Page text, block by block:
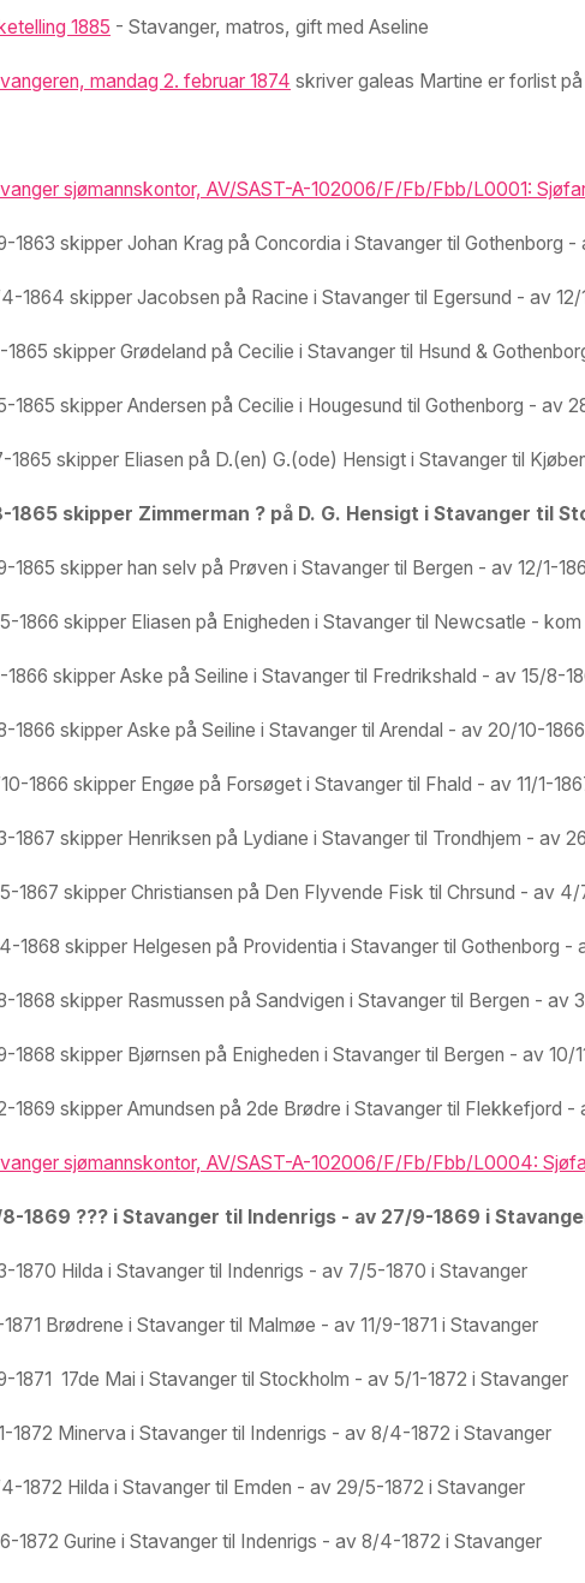
1885 - Stavanger, matros, gift med Aseline
mandag 2. februar 1874 skriver galeas Martine er forlist på
sjømannskontor, AV/SAST-A-102006/F/Fb/Fbb/L0001:
1863 skipper Johan Krag på Concordia i Stavanger til Gothenborg
1864 skipper Jacobsen på Racine i Stavanger til Egersund - av 12/
skipper Grødeland på Cecilie i Stavanger til Hsund &
1865 skipper Andersen på Cecilie i Hougesund til Gothenborg - av
1865 skipper Eliasen på D.(en) G.(ode) Hensigt i Stavanger til
1865 skipper Zimmerman ? på D. G. Hensigt i Stavanger til
1865 skipper han selv på Prøven i Stavanger til Bergen - av 12/1-
1866 skipper Eliasen på Enigheden i Stavanger til Newcsatle -
skipper Aske på Seiline i Stavanger til Fredrikshald - av 15/8-
1866 skipper Aske på Seiline i Stavanger til Arendal - av 20/10-
1866 skipper Engøe på Forsøget i Stavanger til Fhald - av 11/1-
1867 skipper Henriksen på Lydiane i Stavanger til Trondhjem - av
1867 skipper Christiansen på Den Flyvende Fisk til Chrsund - av
1868 skipper Helgesen på Providentia i Stavanger til Gothenborg -
1868 skipper Rasmussen på Sandvigen i Stavanger til Bergen - av
1868 skipper Bjørnsen på Enigheden i Stavanger til Bergen - av 10/
1869 skipper Amundsen på 2de Brødre i Stavanger til Flekkefjord -
sjømannskontor, AV/SAST-A-102006/F/Fb/Fbb/L0004:
1869 ??? i Stavanger til Indenrigs - av 27/9-1869 i
1870 Hilda i Stavanger til Indenrigs - av 7/5-1870 i Stavanger
Brødrene i Stavanger til Malmøe - av 11/9-1871 i Stavanger
1871 17de Mai i Stavanger til Stockholm - av 5/1-1872 i Stavanger
1872 Minerva i Stavanger til Indenrigs - av 8/4-1872 i Stavanger
1872 Hilda i Stavanger til Emden - av 29/5-1872 i Stavanger
1872 Gurine i Stavanger til Indenrigs - av 8/4-1872 i Stavanger